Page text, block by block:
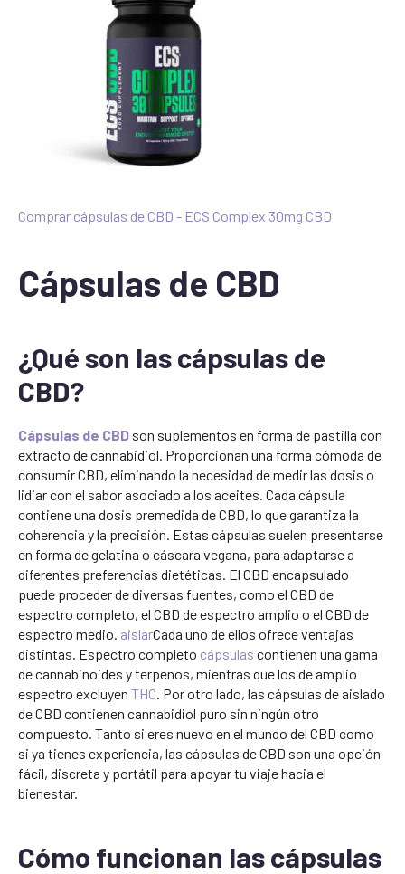
Comprar cápsulas de CBD - ECS Complex 30mg CBD
Cápsulas de CBD
¿Qué son las cápsulas de
CBD?
Cápsulas de CBD son suplementos en forma de pastilla con
extracto de cannabidiol. Proporcionan una forma cómoda de
consumir CBD, eliminando la necesidad de medir las dosis o
lidiar con el sabor asociado a los aceites. Cada cápsula
contiene una dosis premedida de CBD, lo que garantiza la
coherencia y la precisión. Estas cápsulas suelen presentarse
en forma de gelatina o cáscara vegana, para adaptarse a
diferentes preferencias dietéticas. El CBD encapsulado
puede proceder de diversas fuentes, como el CBD de
espectro completo, el CBD de espectro amplio o el CBD de
espectro medio. aislarCada uno de ellos ofrece ventajas
distintas. Espectro completo cápsulas contienen una gama
de cannabinoides y terpenos, mientras que los de amplio
espectro excluyen THC. Por otro lado, las cápsulas de aislado
de CBD contienen cannabidiol puro sin ningún otro
compuesto. Tanto si eres nuevo en el mundo del CBD como
si ya tienes experiencia, las cápsulas de CBD son una opción
fácil, discreta y portátil para apoyar tu viaje hacia el
bienestar.
Cómo funcionan las cápsulas